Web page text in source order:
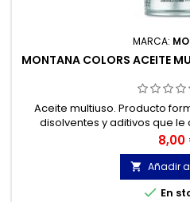
MARCA:
MONTANA COLORS ACEITE
Aceite multiuso. Producto
disolventes y aditivos que
penetración, lubricación y
la
8,00
 Añadir
 En